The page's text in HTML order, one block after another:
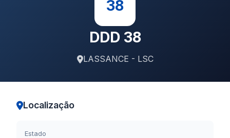
38
DDD 38
LASSANCE - LSC
Localização
Estado